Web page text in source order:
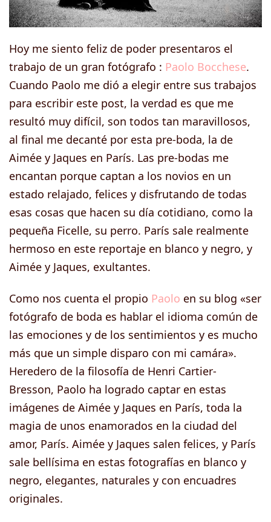
Hoy me siento feliz de poder presentaros el
trabajo de un gran fotógrafo : Paolo Bocchese.
Cuando Paolo me dió a elegir entre sus trabajos
para escribir este post, la verdad es que me
resultó muy difícil, son todos tan maravillosos,
al final me decanté por esta pre-boda, la de
Aimée y Jaques en París. Las pre-bodas me
encantan porque captan a los novios en un
estado relajado, felices y disfrutando de todas
esas cosas que hacen su día cotidiano, como la
pequeña Ficelle, su perro. París sale realmente
hermoso en este reportaje en blanco y negro, y
Aimée y Jaques, exultantes.
Como nos cuenta el propio Paolo en su blog «ser
fotógrafo de boda es hablar el idioma común de
las emociones y de los sentimientos y es mucho
más que un simple disparo con mi camára».
Heredero de la filosofía de Henri Cartier-
Bresson, Paolo ha logrado captar en estas
imágenes de Aimée y Jaques en París, toda la
magia de unos enamorados en la ciudad del
amor, París. Aimée y Jaques salen felices, y París
sale bellísima en estas fotografías en blanco y
negro, elegantes, naturales y con encuadres
originales.